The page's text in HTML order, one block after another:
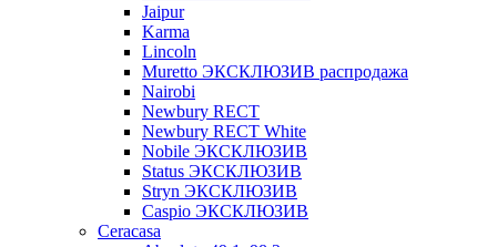
Jaipur
Karma
Lincoln
Muretto ЭКСКЛЮЗИВ распродажа
Nairobi
Newbury RECT
Newbury RECT White
Nobile ЭКСКЛЮЗИВ
Status ЭКСКЛЮЗИВ
Stryn ЭКСКЛЮЗИВ
Сaspio ЭКСКЛЮЗИВ
Ceracasa